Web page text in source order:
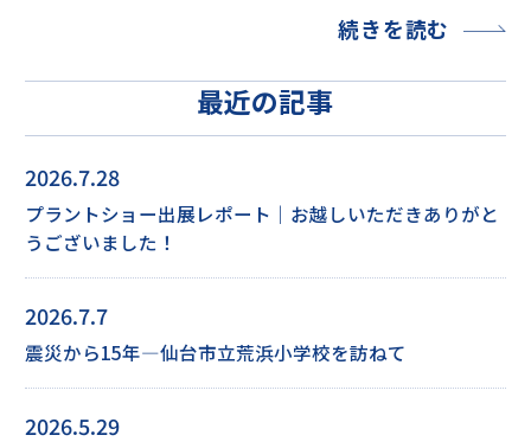
続きを読む
最近の記事
2026.7.28
プラントショー出展レポート｜お越しいただきありがと
うございました！
2026.7.7
震災から15年―仙台市立荒浜小学校を訪ねて
2026.5.29